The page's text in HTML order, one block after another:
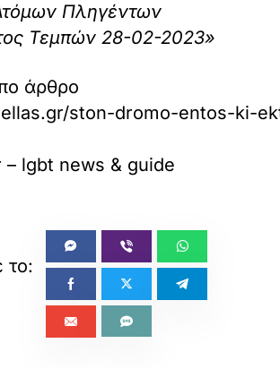
Πληγέντων
Τεμπών 28-02-2023»
άρθρο
ston-dromo-entos-ki-
– lgbt news & guide